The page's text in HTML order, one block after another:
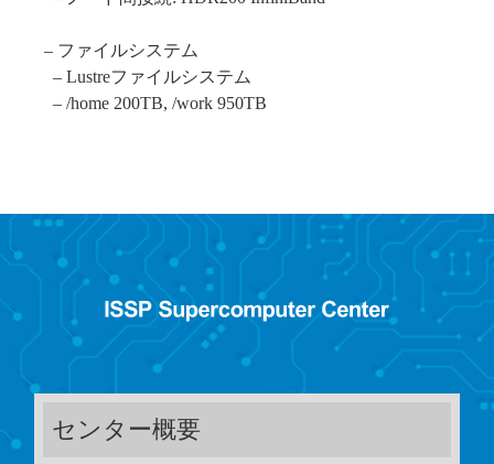
– ファイルシステム
– Lustreファイルシステム
– /home 200TB, /work 950TB
センター概要